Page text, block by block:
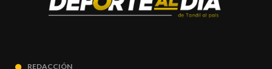
REDACCIÓN